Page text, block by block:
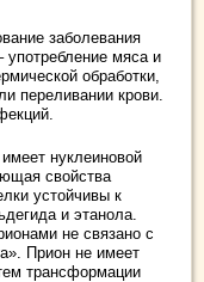
заболевания
употребление мяса и
обработки,
переливании крови.
нуклеиновой
свойства
устойчивы к
и этанола.
не связано с
Прион не имеет
трансформации